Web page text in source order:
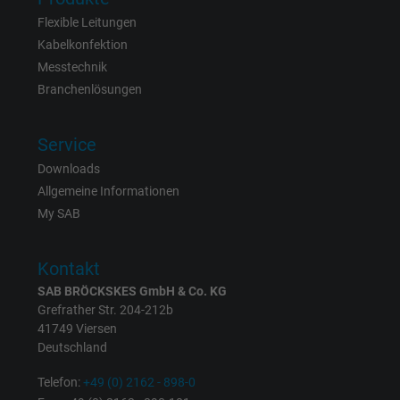
Laufzeit
Registriert eine eindeutige ID, die das Gerät
Name _fbp, Facebook Pixel
Anbieter
Laufzeit
Zweck
Cookie von Facebook für Website-Analyse,
Name act, Facebook Pixel
Flexible Leitungen
Kabelkonfektion
Messtechnik
Branchenlösungen
Service
Downloads
Allgemeine Informationen
My SAB
Kontakt
SAB BRÖCKSKES GmbH & Co. KG
Grefrather Str. 204-212b
41749 Viersen
Deutschland
Telefon:+49 (0) 2162 - 898-0